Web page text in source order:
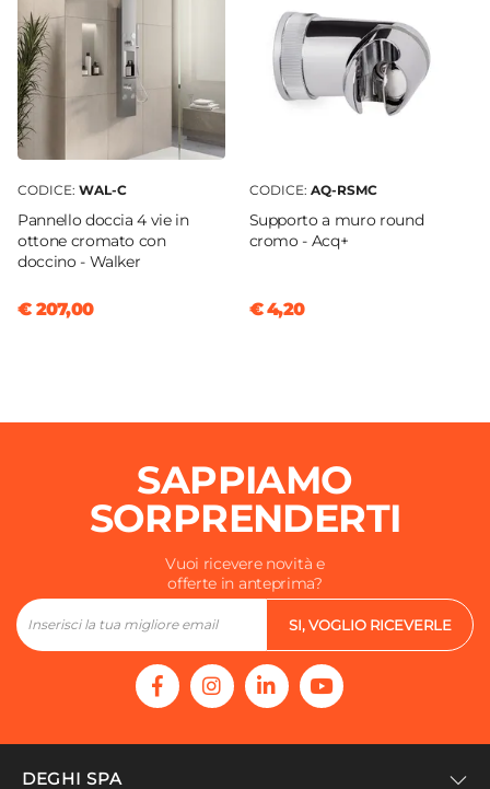
CODICE: WAL-C
Pannello doccia 4 vie in
ottone cromato con
doccino - Walker
€ 207,00
CODICE: AQ-RSMC
Supporto a muro round
cromo - Acq+
€ 4,20
SAPPIAMO
SORPRENDERTI
Vuoi ricevere novità e
offerte in anteprima?
SI, VOGLIO RICEVERLE
DEGHI SPA